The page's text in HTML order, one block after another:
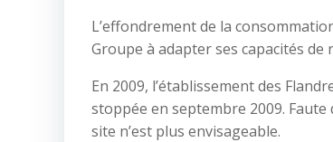
L’effondrement de la
Groupe à adapter ses capacités
En 2009, l’établissement des
stoppée en septembre 2009.
site n’est plus envisageable.